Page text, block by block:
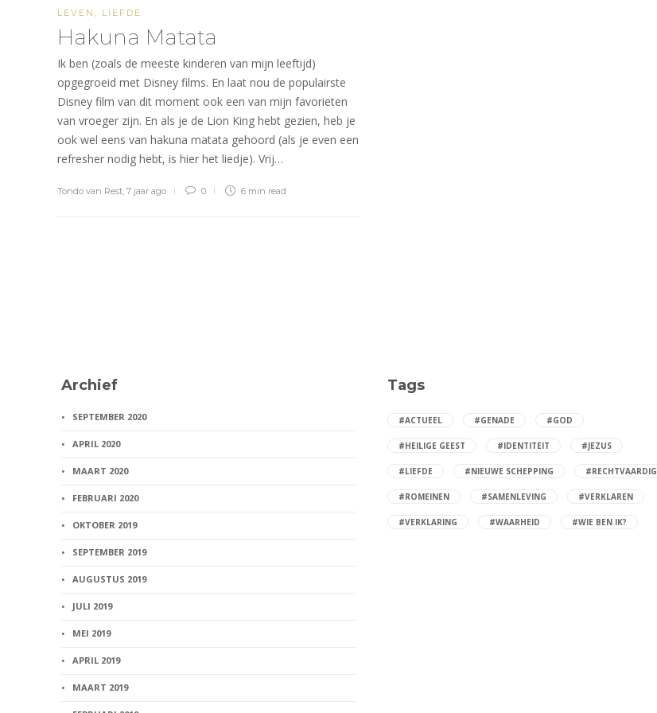
LEVEN , LIEFDE
Hakuna Matata
Ik ben (zoals de meeste kinderen van mijn leeftijd)
opgegroeid met Disney films. En laat nou de populairste
Disney film van dit moment ook een van mijn favorieten
van vroeger zijn. En als je de Lion King hebt gezien, heb je
ook wel eens van hakuna matata gehoord (als je even een
refresher nodig hebt, is hier het liedje). Vrij…
Tondo van Rest, 7 jaar ago 0 6 min read
Archief
SEPTEMBER 2020
APRIL 2020
MAART 2020
FEBRUARI 2020
OKTOBER 2019
SEPTEMBER 2019
AUGUSTUS 2019
JULI 2019
MEI 2019
APRIL 2019
MAART 2019
Tags
#ACTUEEL #GENADE #GOD
#HEILIGE GEEST #IDENTITEIT #JEZUS
#LIEFDE #NIEUWE SCHEPPING #RECHTVAARDIG
#ROMEINEN #SAMENLEVING #VERKLAREN
#VERKLARING #WAARHEID #WIE BEN IK?